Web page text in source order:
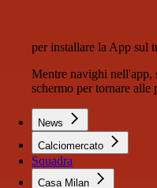
per installare la App sul
Mentre navighi nell'app,
schermo per tornare alle
News
Calciomercato
Squadra
Casa Milan